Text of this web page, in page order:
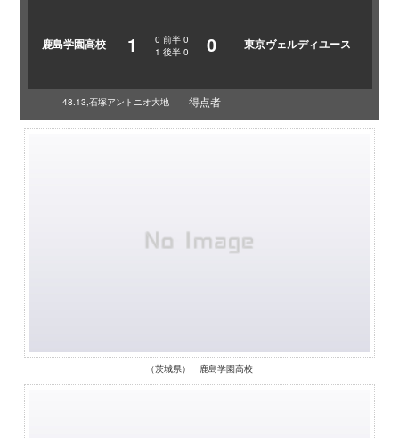
鹿島学園高校 1 0 前半 0
1 後半 0 0 東京ヴェルディユース
48.13,石塚アントニオ大地 得点者
（茨城県） 鹿島学園高校